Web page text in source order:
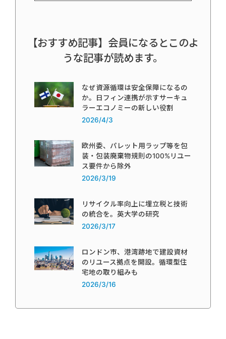
【おすすめ記事】会員になるとこのよ
うな記事が読めます。
なぜ資源循環は安全保障になるの
か。日フィン連携が示すサーキュ
ラーエコノミーの新しい役割
2026/4/3
欧州委、パレット用ラップ等を包
装・包装廃棄物規則の100%リユー
ス要件から除外
2026/3/19
リサイクル率向上に埋立税と技術
の統合を。英大学の研究
2026/3/17
ロンドン市、港湾跡地で建設資材
のリユース拠点を開設。循環型住
宅地の取り組みも
2026/3/16